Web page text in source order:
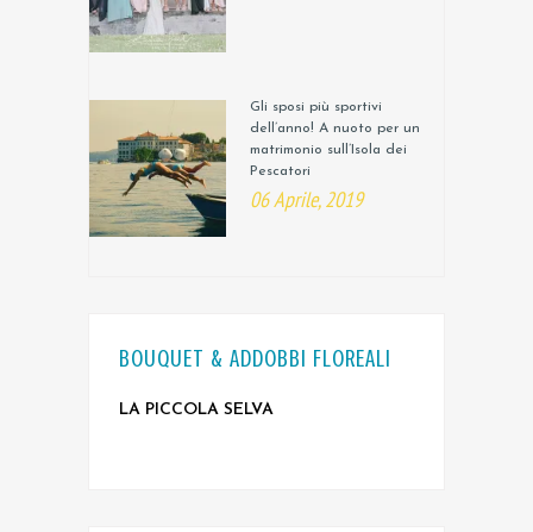
Gli sposi più sportivi
dell’anno! A nuoto per un
matrimonio sull’Isola dei
Pescatori
06 Aprile, 2019
BOUQUET & ADDOBBI FLOREALI
LA PICCOLA SELVA